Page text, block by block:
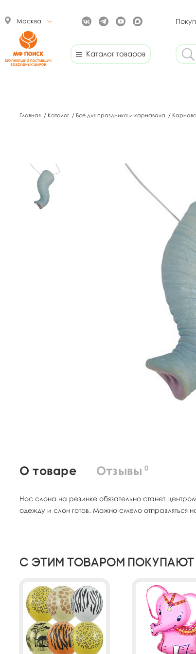
Москва
Каталог товаров
Главная / Каталог / Все для праздника и карнавала /
О товаре Отзывы 0
Нос слона на резинке обязательно станет
одежду и слон готов. Можно смело отправляться
С этим товаром покупают